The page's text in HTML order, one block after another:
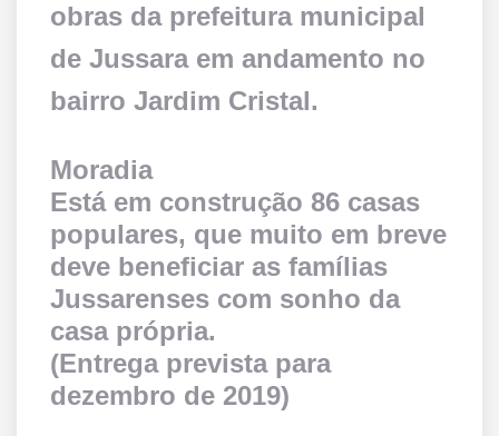
obras da prefeitura municipal
de Jussara em andamento no
bairro Jardim Cristal.
Moradia
Está em construção 86 casas
populares, que muito em breve
deve beneficiar as famílias
Jussarenses com sonho da
casa própria.
(Entrega prevista para
dezembro de 2019)